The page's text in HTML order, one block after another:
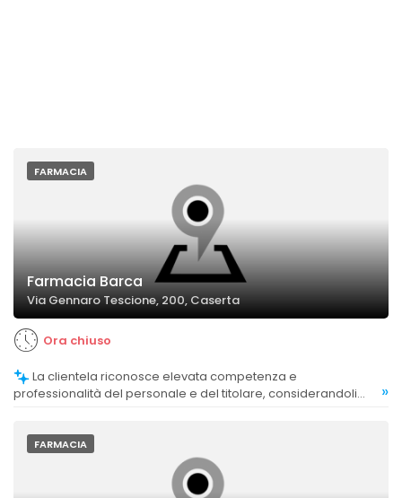
FARMACIA
Farmacia Barca
Via Gennaro Tescione, 200, Caserta
Ora chiuso
professionalità del personale e del titolare, considerandoli
»
FARMACIA